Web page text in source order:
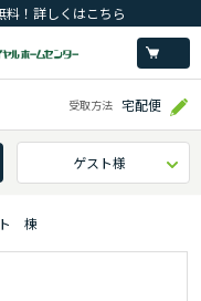
！詳しくはこちら
受取方法 宅配便
ゲスト様
ト 棟